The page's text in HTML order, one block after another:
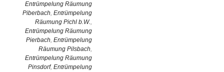
Entrümpelung Räumung
Piberbach, Entrümpelung
Räumung Pichl b.W.,
Entrümpelung Räumung
Pierbach, Entrümpelung
Räumung Pilsbach,
Entrümpelung Räumung
Pinsdorf, Entrümpelung